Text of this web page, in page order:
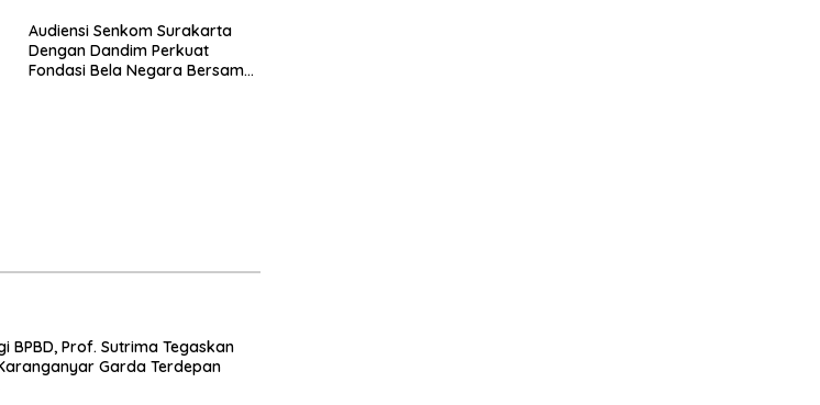
Audiensi Senkom Surakarta
Dengan Dandim Perkuat
Fondasi Bela Negara Bersama
BPBD, Prof. Sutrima Tegaskan
Garda Terdepan